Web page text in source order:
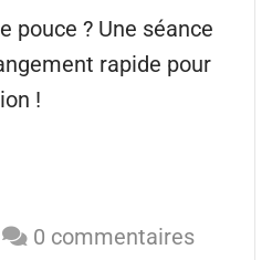
pouce ? Une séance
rapide pour
!
0 commentaires